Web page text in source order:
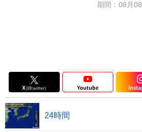
期間：08月
24時間